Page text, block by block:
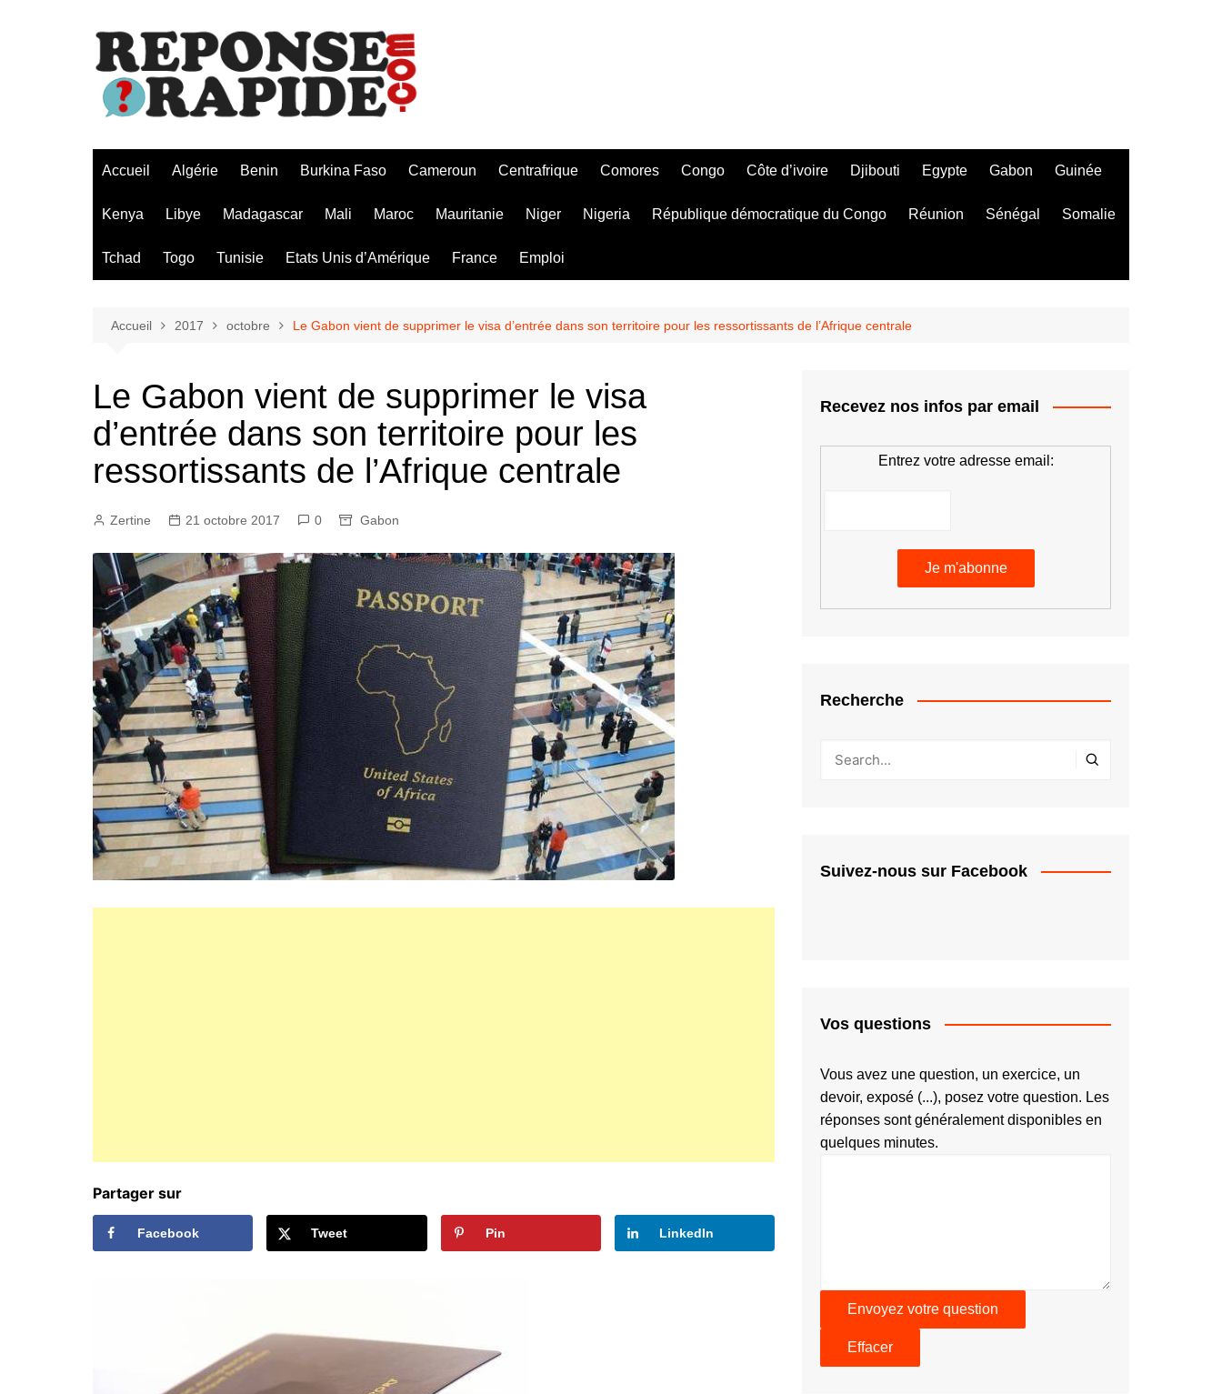
Accueil Algérie Benin Burkina Faso Cameroun Centrafrique Comores Congo Côte d’ivoire Djibouti Egypte Gabon Guinée
Kenya Libye Madagascar Mali Maroc Mauritanie Niger Nigeria République démocratique du Congo Réunion Sénégal Somalie
Tchad Togo Tunisie Etats Unis d’Amérique France Emploi
Accueil 2017 octobre Le Gabon vient de supprimer le visa d’entrée dans son territoire pour les ressortissants de l’Afrique centrale
Le Gabon vient de supprimer le visa
d’entrée dans son territoire pour les
ressortissants de l’Afrique centrale
Zertine 21 octobre 2017 0 Gabon
Partager sur
Facebook Tweet Pin LinkedIn
Recevez nos infos par email
Entrez votre adresse email:
Recherche
Suivez-nous sur Facebook
Vos questions
Vous avez une question, un exercice, un
devoir, exposé (...), posez votre question. Les
réponses sont généralement disponibles en
quelques minutes.